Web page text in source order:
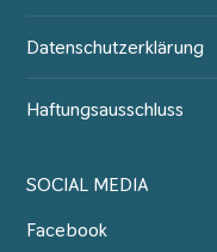
Datenschutzerklärung
Haftungsausschluss
SOCIAL MEDIA
Facebook